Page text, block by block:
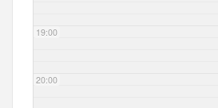
19:00
20:00